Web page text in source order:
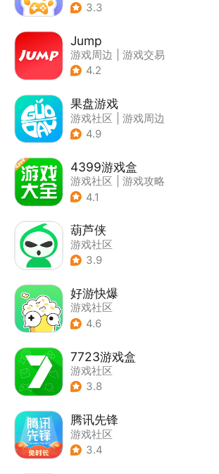
3.3
Jump
游戏周边
游戏交易
| 游戏社区
4.2
果盘游戏
游戏社区
游戏周边
4.9
4399游戏盒
游戏社区
游戏攻略
4.1
葫芦侠
游戏社区
3.9
好游快爆
游戏社区
4.6
7723游戏盒
游戏社区
3.8
腾讯先锋
游戏社区
3.4